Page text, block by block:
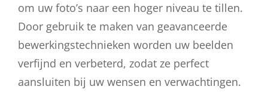
om uw foto’s naar een hoger niveau te tillen.
Door gebruik te maken van geavanceerde
bewerkingstechnieken worden uw beelden
verfijnd en verbeterd, zodat ze perfect
aansluiten bij uw wensen en verwachtingen.